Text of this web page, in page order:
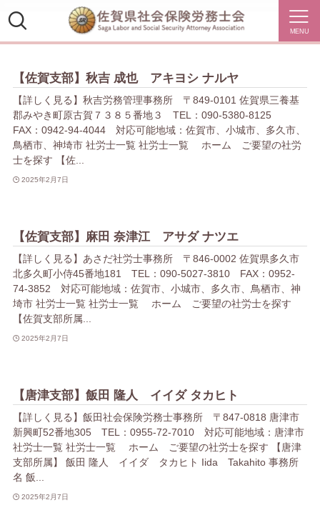
MENU
【佐賀支部】秋吉 成也 アキヨシ ナルヤ
【詳しく見る】秋吉労務管理事務所 〒849-0101 佐賀県三養基
郡みやき町原古賀７３８５番地３ TEL：090-5380-8125
FAX：0942-94-4044 対応可能地域：佐賀市、小城市、多久市、
鳥栖市、神埼市 社労士一覧 社労士一覧 ホーム ご要望の社労
士を探す 【佐...
2025年2月7日
【佐賀支部】麻田 奈津江 アサダ ナツエ
【詳しく見る】あさだ社労士事務所 〒846-0002 佐賀県多久市
北多久町小侍45番地181 TEL：090-5027-3810 FAX：0952-
74-3852 対応可能地域：佐賀市、小城市、多久市、鳥栖市、神
埼市 社労士一覧 社労士一覧 ホーム ご要望の社労士を探す
【佐賀支部所属...
2025年2月7日
【唐津支部】飯田 隆人 イイダ タカヒト
【詳しく見る】飯田社会保険労務士事務所 〒847-0818 唐津市
新興町52番地305 TEL：0955-72-7010 対応可能地域：唐津市
社労士一覧 社労士一覧 ホーム ご要望の社労士を探す 【唐津
支部所属】 飯田 隆人 イイダ タカヒト Iida Takahito 事務所
名 飯...
2025年2月7日